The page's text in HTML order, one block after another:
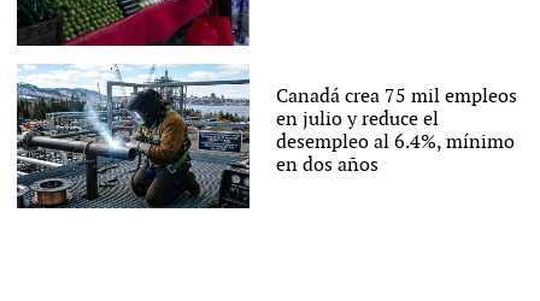
Canadá crea 75 mil empleos
en julio y reduce el
desempleo al 6.4%, mínimo
en dos años